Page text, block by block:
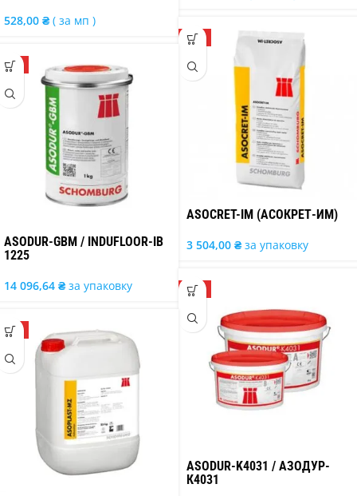
528,00 ₴ ( за мп )
ТОП
ASOCRET-IM (АСОКРЕТ-ИМ)
3 504,00 ₴ за упаковку
ТОП
ASODUR-GBM / INDUFLOOR-IB
1225
14 096,64 ₴ за упаковку ТОП
ASODUR-K4031 / АЗОДУР-
К4031
ТОП